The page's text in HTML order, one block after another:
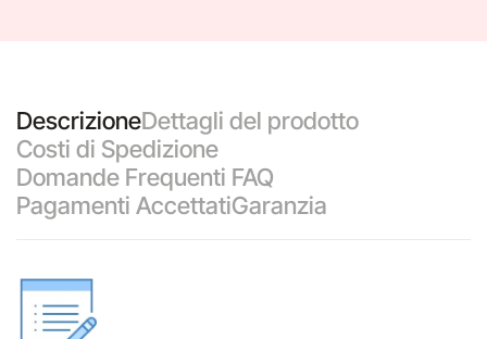
DescrizioneDettagli del prodotto
Costi di Spedizione
Domande Frequenti FAQ
Pagamenti AccettatiGaranzia